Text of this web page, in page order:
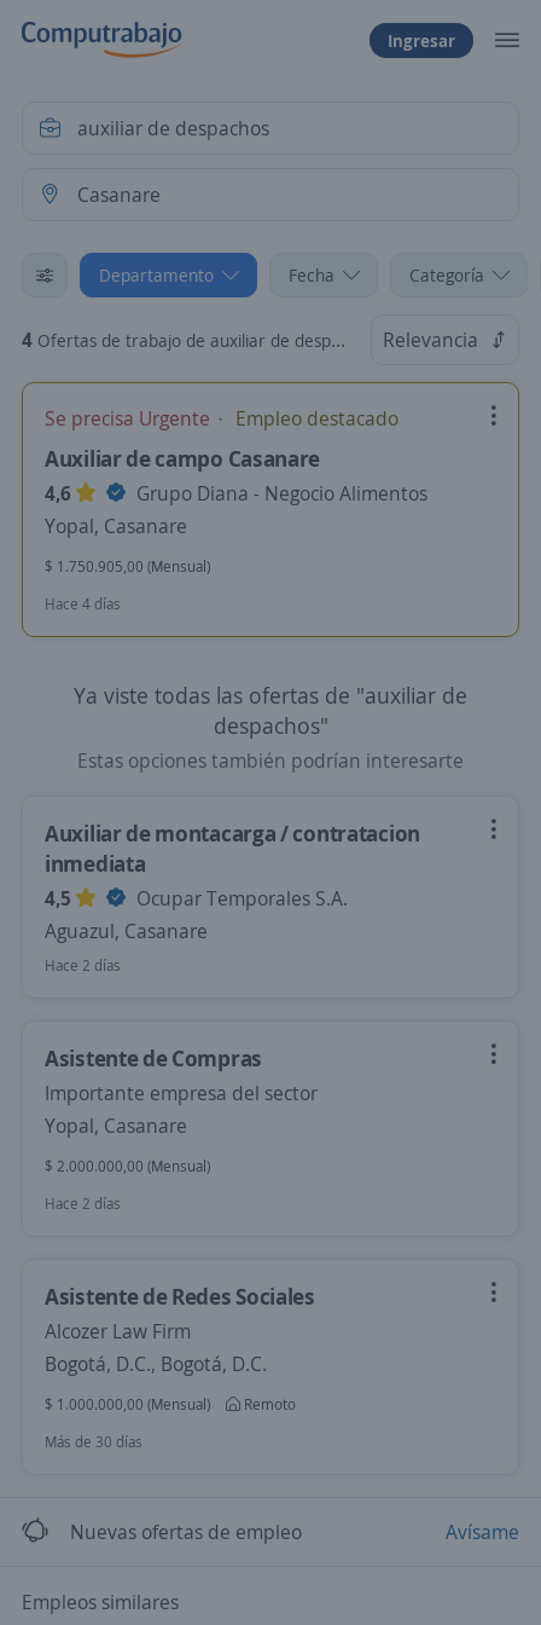
Ingresar
Departamento Fecha Categoría
4 Ofertas de trabajo de auxiliar de despachos en Casanare Relevancia
Se precisa Urgente Empleo destacado
Auxiliar de campo Casanare
4,6
Grupo Diana - Negocio Alimentos
Yopal, Casanare
$ 1.750.905,00 (Mensual)
Hace 4 días
Ya viste todas las ofertas de "auxiliar de
despachos"
Estas opciones también podrían interesarte
Auxiliar de montacarga / contratacion
inmediata
4,5
Ocupar Temporales S.A.
Aguazul, Casanare
Hace 2 días
Asistente de Compras
Importante empresa del sector
Yopal, Casanare
$ 2.000.000,00 (Mensual)
Hace 2 días
Asistente de Redes Sociales
Alcozer Law Firm
Bogotá, D.C., Bogotá, D.C.
$ 1.000.000,00 (Mensual)
Remoto
Más de 30 días
Nuevas ofertas de empleo Avísame
Empleos similares